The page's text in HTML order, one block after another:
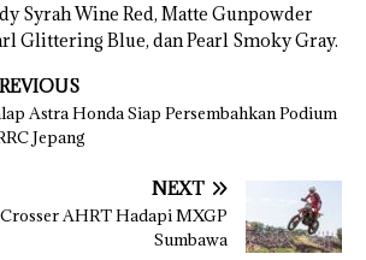
Syrah Wine Red, Matte Gunpowder
Glittering Blue, dan Pearl Smoky Gray.
Astra Honda Siap Persembahkan Podium
Jepang
NEXT
AHRT Hadapi MXGP
Sumbawa